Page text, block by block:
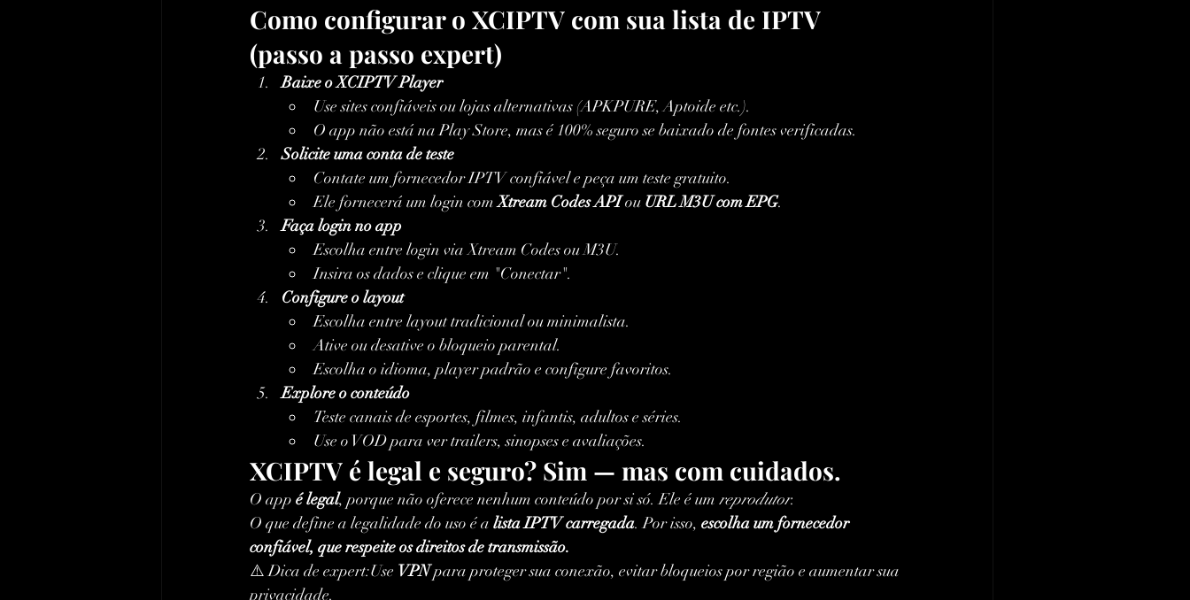
Como configurar o XCIPTV com sua lista de IPTV
(passo a passo expert)
Baixe o XCIPTV Player
Use sites confiáveis ou lojas alternativas (APKPURE, Aptoide etc.).
O app não está na Play Store, mas é 100% seguro se baixado de fontes verificadas.
Solicite uma conta de teste
Contate um fornecedor IPTV confiável e peça um teste gratuito.
Ele fornecerá um login com Xtream Codes API ou URL M3U com EPG.
Faça login no app
Escolha entre login via Xtream Codes ou M3U.
Insira os dados e clique em "Conectar".
Configure o layout
Escolha entre layout tradicional ou minimalista.
Ative ou desative o bloqueio parental.
Escolha o idioma, player padrão e configure favoritos.
Explore o conteúdo
Teste canais de esportes, filmes, infantis, adultos e séries.
Use o VOD para ver trailers, sinopses e avaliações.
XCIPTV é legal e seguro? Sim — mas com cuidados.
O app é legal, porque não oferece nenhum conteúdo por si só. Ele é um reprodutor.
O que define a legalidade do uso é a lista IPTV carregada. Por isso, escolha um fornecedor
confiável, que respeite os direitos de transmissão.
⚠️ Dica de expert:Use VPN para proteger sua conexão, evitar bloqueios por região e aumentar sua
privacidade.